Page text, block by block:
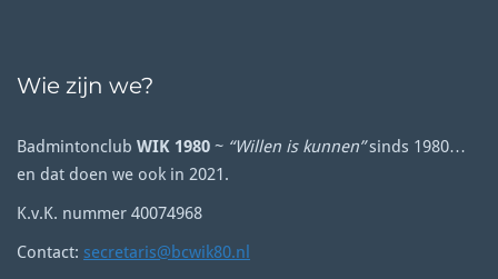
Wie zijn we?
Badmintonclub WIK 1980 ~ “Willen is kunnen”sinds 1980…
en dat doen we ook in 2021.
K.v.K. nummer 40074968
Contact: secretaris@bcwik80.nl